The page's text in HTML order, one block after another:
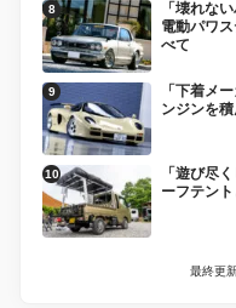
「壊れな
電動パワ
べて
「下着メ
ンジンを
「遊び尽
ーフテン
最終更